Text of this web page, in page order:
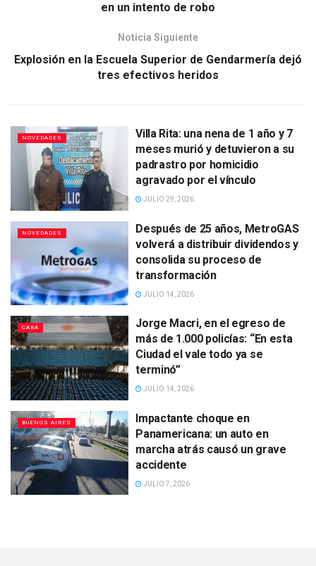
en un intento de robo
Noticia Siguiente
Explosión en la Escuela Superior de Gendarmería dejó
tres efectivos heridos
NOVEDADES
Villa Rita: una nena de 1 año y 7
meses murió y detuvieron a su
padrastro por homicidio
agravado por el vínculo
JULIO 29, 2026
NOVEDADES
Después de 25 años, MetroGAS
volverá a distribuir dividendos y
consolida su proceso de
transformación
JULIO 14, 2026
CABA
Jorge Macri, en el egreso de
más de 1.000 policías: “En esta
Ciudad el vale todo ya se
terminó”
JULIO 14, 2026
BUENOS AIRES
Impactante choque en
Panamericana: un auto en
marcha atrás causó un grave
accidente
JULIO 7, 2026